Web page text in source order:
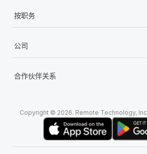
按职务
公司
合作伙伴关系
Copyright © 2026. Remote Technology,